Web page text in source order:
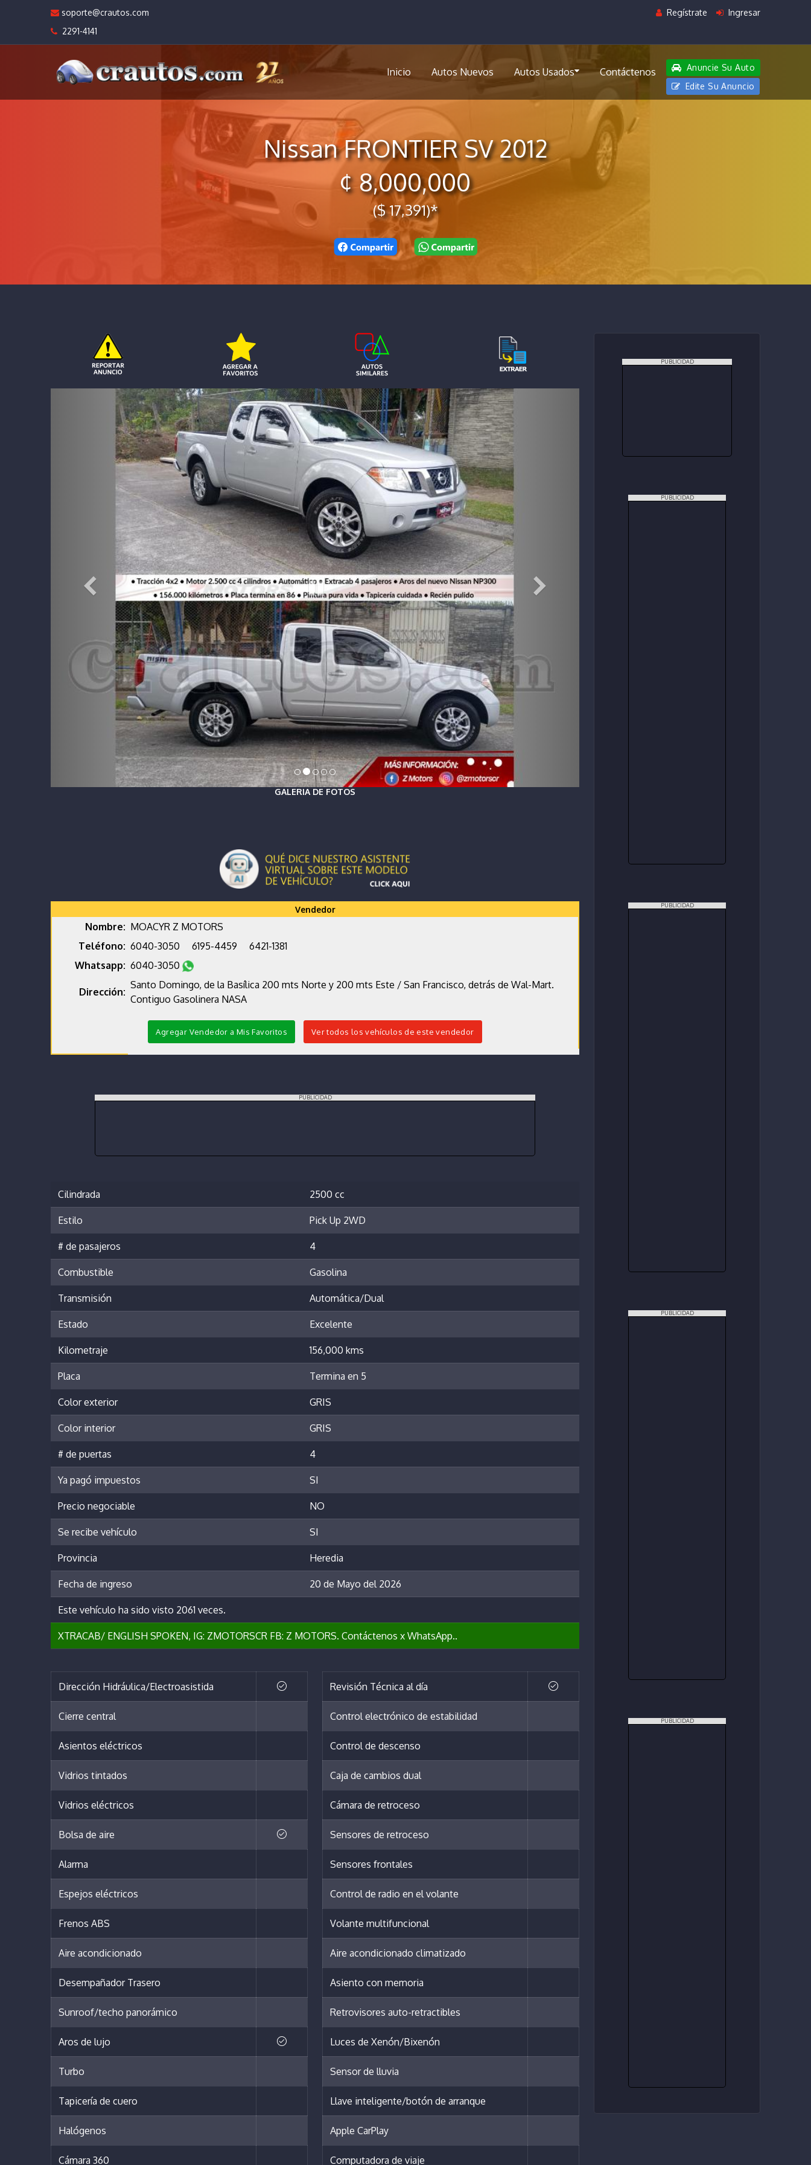
soporte@crautos.com
2291-4141
Regístrate Ingresar
Inicio Autos Nuevos Autos Usados Contáctenos
Anuncie Su Auto
Edite Su Anuncio
Nissan FRONTIER SV 2012
¢ 8,000,000
($ 17,391)*
GALERIA DE FOTOS
Vendedor
Nombre: MOACYR Z MOTORS
Teléfono: 6040-3050 6195-4459
6421-1381
Whatsapp: 6040-3050
Dirección:
Santo Domingo, de la Basílica 200 mts Norte y 200 mts Este / San Francisco, detrás de Wal-Mart.
Contiguo Gasolinera NASA
Agregar Vendedor a Mis Favoritos Ver todos los vehículos de este vendedor
PUBLICIDAD
Cilindrada 2500 cc
Estilo Pick Up 2WD
# de pasajeros 4
Combustible Gasolina
Transmisión Automática/Dual
Estado Excelente
Kilometraje 156,000 kms
Placa Termina en 5
Color exterior GRIS
Color interior GRIS
# de puertas 4
Ya pagó impuestos SI
Precio negociable NO
Se recibe vehículo SI
Provincia Heredia
Fecha de ingreso 20 de Mayo del 2026
Este vehículo ha sido visto 2061 veces.
XTRACAB/ ENGLISH SPOKEN, IG: ZMOTORSCR FB: Z MOTORS. Contáctenos x WhatsApp..
Dirección Hidráulica/Electroasistida
Cierre central
Asientos eléctricos
Vidrios tintados
Vidrios eléctricos
Bolsa de aire
Alarma
Espejos eléctricos
Frenos ABS
Aire acondicionado
Desempañador Trasero
Sunroof/techo panorámico
Aros de lujo
Turbo
Tapicería de cuero
Halógenos
Cámara 360
Revisión Técnica al día
Control electrónico de estabilidad
Control de descenso
Caja de cambios dual
Cámara de retroceso
Sensores de retroceso
Sensores frontales
Control de radio en el volante
Volante multifuncional
Aire acondicionado climatizado
Asiento con memoria
Retrovisores auto-retractibles
Luces de Xenón/Bixenón
Sensor de lluvia
Llave inteligente/botón de arranque
Apple CarPlay
Computadora de viaje
PUBLICIDAD
PUBLICIDAD
PUBLICIDAD
PUBLICIDAD
PUBLICIDAD